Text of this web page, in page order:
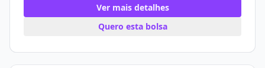
Ver mais detalhes
Quero esta bolsa